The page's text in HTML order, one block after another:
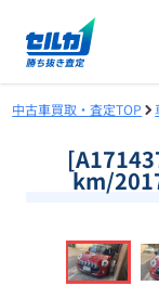
中古車買取・査定TOP
km/